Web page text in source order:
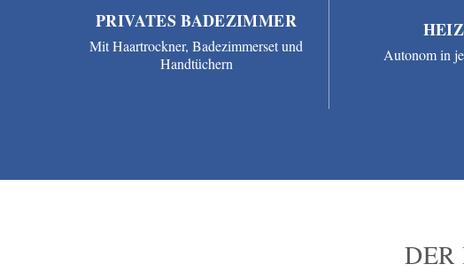
PRIVATES BADEZIMMER
Mit Haartrockner, Badezimmerset und
Handtüchern
Autonom in
DER